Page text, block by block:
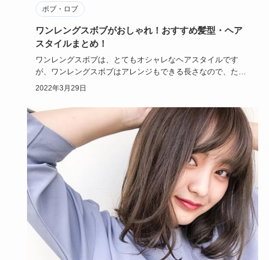
ボブ・ロブ
ワンレングスボブがおしゃれ！おすすめ髪型・ヘア
スタイルまとめ！
ワンレングスボブは、とてもオシャレなヘアスタイルです
が、ワンレングスボブはアレンジもできる長さなので、たま
にはアレンジした…
2022年3月29日